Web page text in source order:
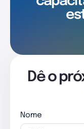
Dê o
Nome